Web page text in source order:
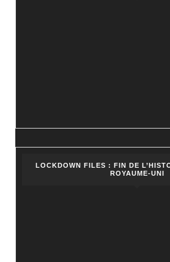
LOCKDOWN FILES : FIN DE
ROYAUME-UNI